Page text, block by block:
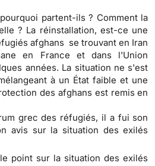
partent-ils ? Comment la
? La réinstallation, est-ce une
afghans se trouvant en Iran
en France et dans l'Union
années. La situation ne s'est
à un État faible et une
des afghans est remis en
grec des réfugiés, il a fui son
avis sur la situation des exilés
point sur la situation des exilés